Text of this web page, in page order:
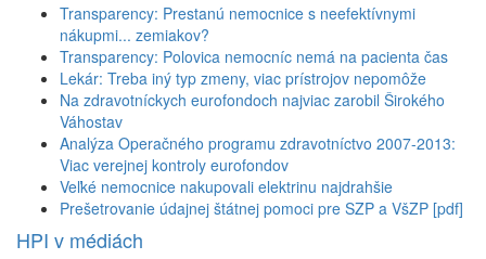
Transparency: Prestanú nemocnice s neefektívnymi
nákupmi... zemiakov?
Transparency: Polovica nemocníc nemá na pacienta čas
Lekár: Treba iný typ zmeny, viac prístrojov nepomôže
Na zdravotníckych eurofondoch najviac zarobil Širokého
Váhostav
Analýza Operačného programu zdravotníctvo 2007-2013:
Viac verejnej kontroly eurofondov
Veľké nemocnice nakupovali elektrinu najdrahšie
Prešetrovanie údajnej štátnej pomoci pre SZP a VšZP [pdf]
HPI v médiách